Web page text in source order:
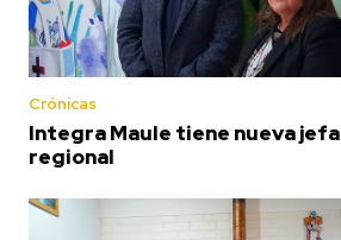
Crónicas
Integra Maule tiene nueva jefa
regional